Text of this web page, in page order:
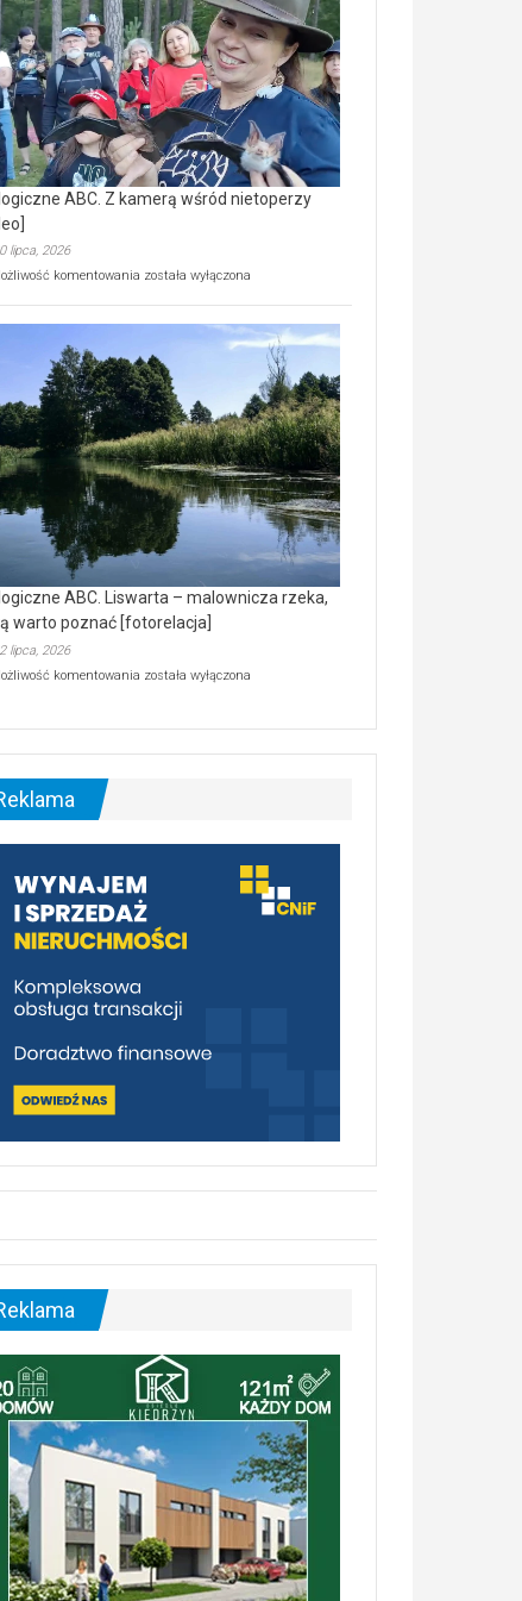
prawdziwy
skarb
natury
[wideo]
ABC. Z kamerą wśród nietoperzy
lipca, 2026
komentowania Ekologiczne
wśród
nietoperzy
[wideo]
została wyłączona
ABC. Liswarta – malownicza rzeka,
warto poznać [fotorelacja]
lipca, 2026
komentowania Ekologiczne
–
malownicza
[fotorelacja]
została wyłączona